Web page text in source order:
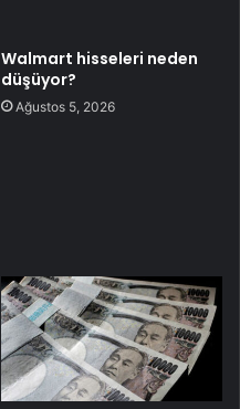
Walmart hisseleri neden
düşüyor?
Ağustos 5, 2026